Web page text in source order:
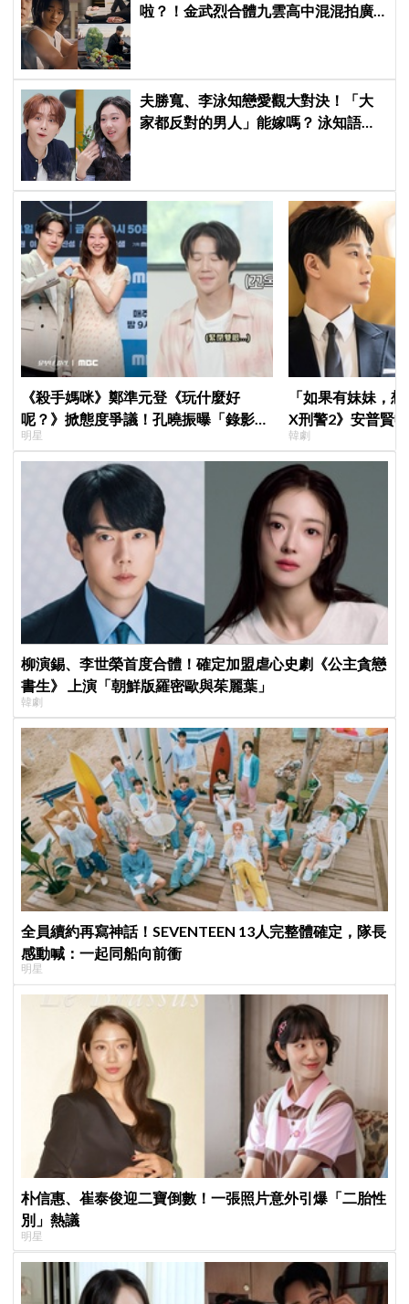
啦？！金武烈合體九雲高中混混拍廣
夫勝寬、李泳知戀愛觀大對決！「大
家都反對的男人」能嫁嗎？ 泳知語出
《殺手媽咪》鄭準元登《玩什麼好
呢？》掀態度爭議！孔曉振曝「錄影後
真的吐了」心疼喊：沒能救你
明星
「如果有妹妹，
X刑警2》安普賢
哥哥們都認證的
韓劇
柳演錫、李世榮首度合體！確定加盟虐心史劇《公主貪戀
書生》 上演「朝鮮版羅密歐與茱麗葉」
韓劇
全員續約再寫神話！SEVENTEEN 13人完整體確定，隊長
感動喊：一起同船向前衝
明星
朴信惠、崔泰俊迎二寶倒數！一張照片意外引爆「二胎性
別」熱議
明星